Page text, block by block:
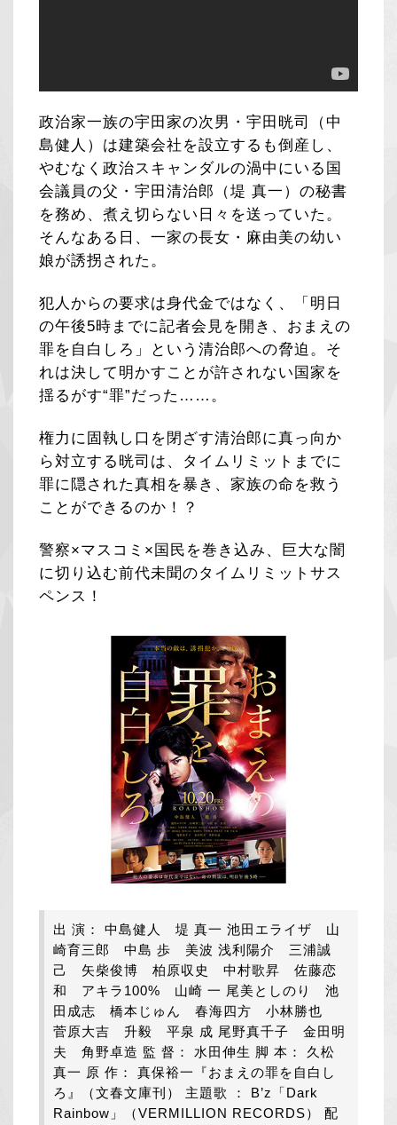
政治家一族の宇田家の次男・宇田晄司（中
島健人）は建築会社を設立するも倒産し、
やむなく政治スキャンダルの渦中にいる国
会議員の父・宇田清治郎（堤 真一）の秘書
を務め、煮え切らない日々を送っていた。
そんなある日、一家の長女・麻由美の幼い
娘が誘拐された。
犯人からの要求は身代金ではなく、「明日
の午後5時までに記者会見を開き、おまえの
罪を自白しろ」という清治郎への脅迫。そ
れは決して明かすことが許されない国家を
揺るがす“罪”だった……。
権力に固執し口を閉ざす清治郎に真っ向か
ら対立する晄司は、タイムリミットまでに
罪に隠された真相を暴き、家族の命を救う
ことができるのか！？
警察×マスコミ×国民を巻き込み、巨大な闇
に切り込む前代未聞のタイムリミットサス
ペンス！
出 演： 中島健人 堤 真一 池田エライザ 山
崎育三郎 中島 歩 美波 浅利陽介 三浦誠
己 矢柴俊博 柏原収史 中村歌昇 佐藤恋
和 アキラ100% 山崎 一 尾美としのり 池
田成志 橋本じゅん 春海四方 小林勝也
菅原大吉 升毅 平泉 成 尾野真千子 金田明
夫 角野卓造 監 督： 水田伸生 脚 本： 久松
真一 原 作： 真保裕一『おまえの罪を自白し
ろ』（文春文庫刊） 主題歌 ： B’z「Dark
Rainbow」（VERMILLION RECORDS） 配